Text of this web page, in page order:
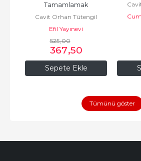
Sepete Ekle
Tamamlamak
Cavit Orhan Tütengil
Efil Yayınevi
525,00
367,50
Tümünü göster